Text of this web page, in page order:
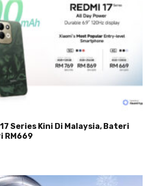
Series Kini Di Malaysia, Bateri
RM669